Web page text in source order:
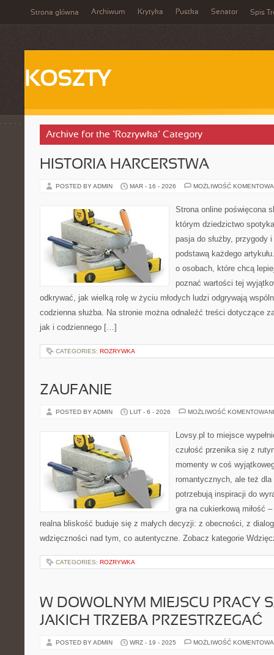
Strona główna Archiwum Krytyka Pustka Senator Spis
KOSZTY
Archive for the ‘Rozrywka’ Category
HISTORIA HARCERSTWA
POSTED BY ADMIN MAR - 16 - 2026 MOŻLIWOŚĆ
Strona online poświęcona
którym dziedzictwo
pasja do służby, przygody
podstawą każdego
o osobach, które chcą
poznać wartości tej
odkrywać, jak wielką rolę w życiu młodych ludzi odgrywają
codzienna służba. Na stronie można odnaleźć treści dotyczące
jak i codziennego […]
CATEGORIES: ROZRYWKA
ZAUFANIE
POSTED BY ADMIN LUT - 6 - 2026 MOŻLIWOŚĆ
Lovsy.pl to miejsce
czułość przenika się z
momenty w coś
romantycznych, ale też
potrzebują inspiracji do
gra na cukierkową miłość
realna bliskość buduje się z małych decyzji: z obecności, z
wdzięczności nad tym, co autentyczne. Zobacz kategorie
CATEGORIES: ROZRYWKA
W DOWOLNYM MIEJSCU PRACY
JAKICH TRZEBA PRZESTRZEGAĆ
POSTED BY ADMIN WRZ - 19 - 2025 MOŻLIWOŚĆ